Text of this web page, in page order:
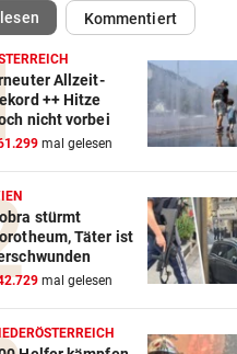
(ausgewählt)Kommentiert
Allzeit-
++ Hitze
nicht vorbei
mal gelesen
stürmt
Täter ist
mal gelesen